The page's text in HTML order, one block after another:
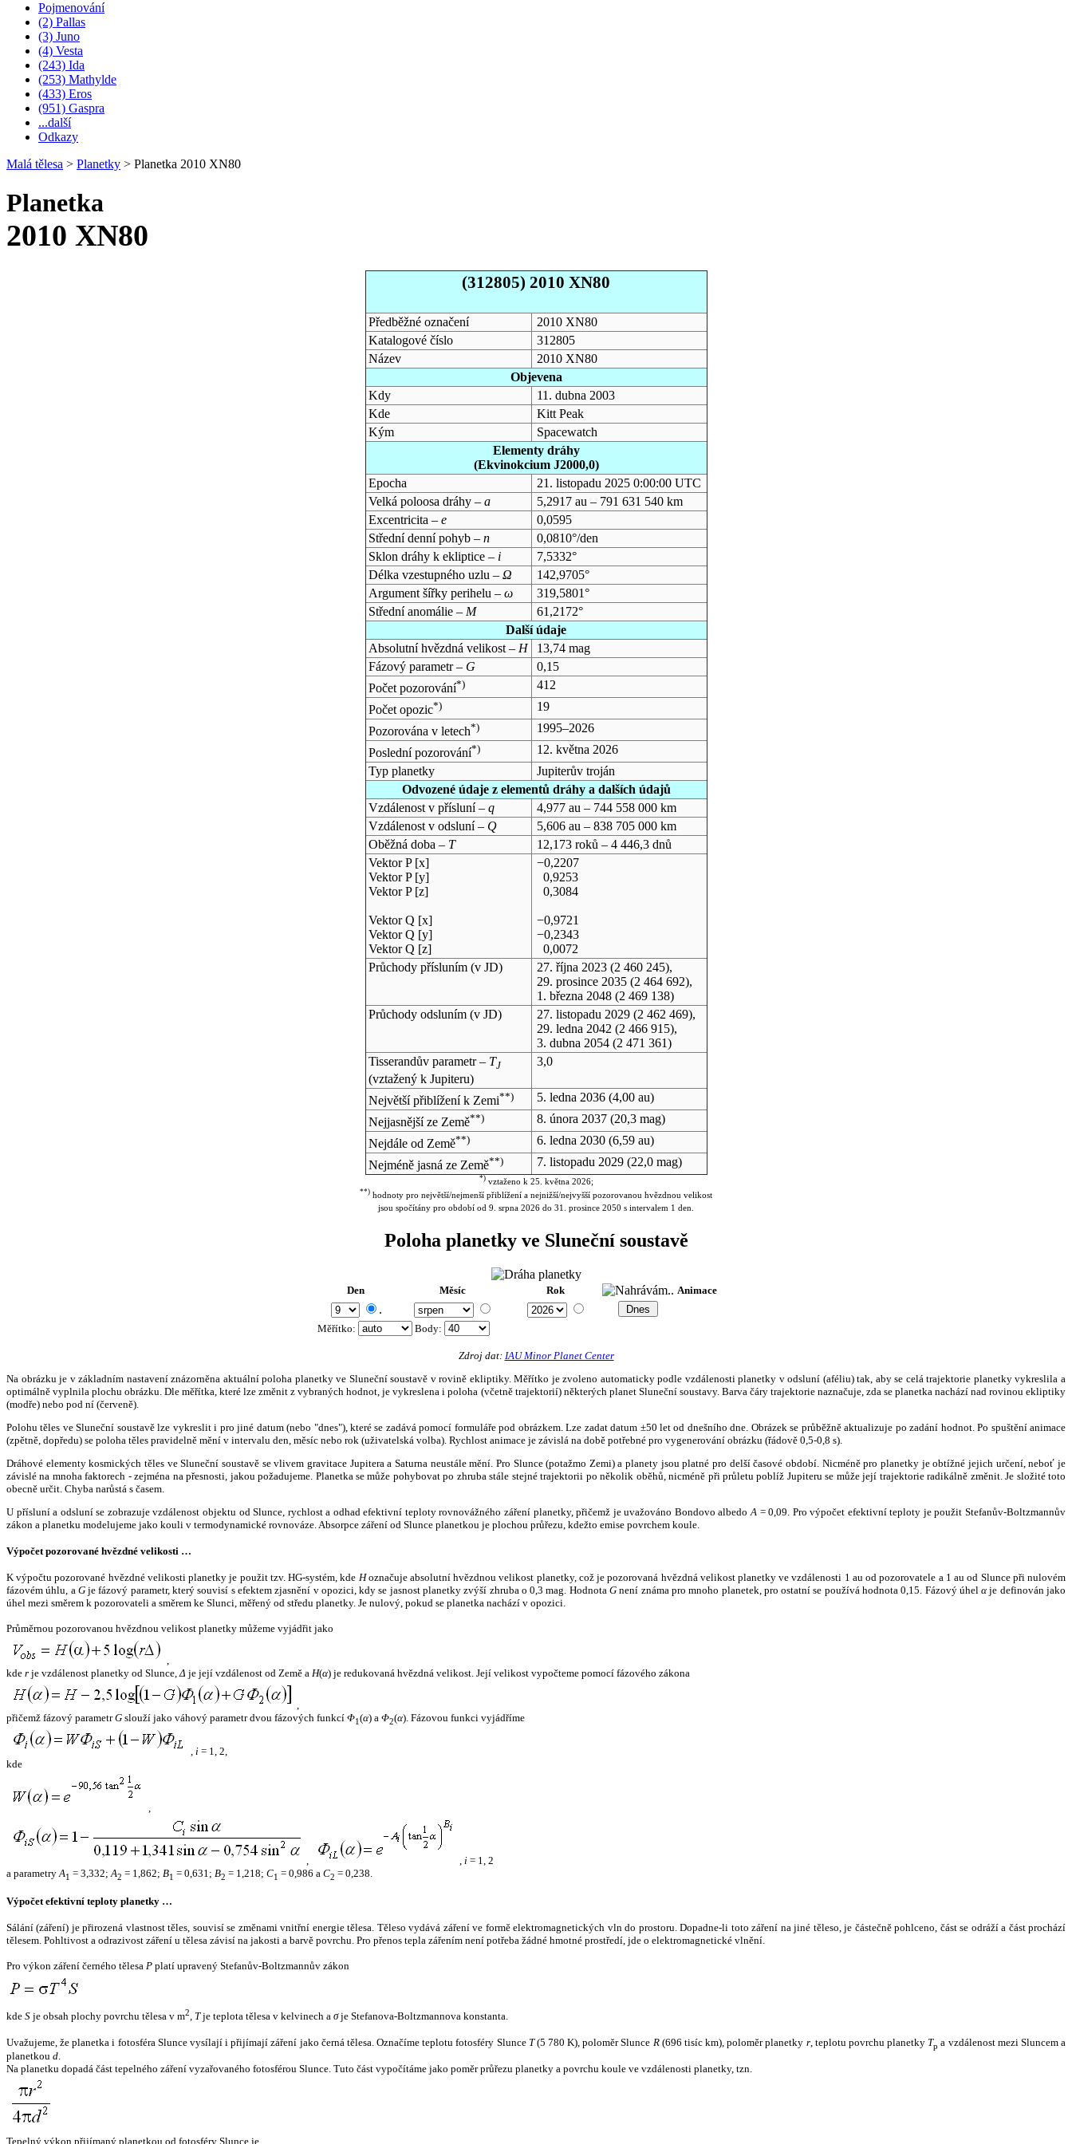
Pojmenování
(2) Pallas
(3) Juno
(4) Vesta
(243) Ida
(253) Mathylde
(433) Eros
(951) Gaspra
...další
Odkazy
Malá tělesa > Planetky > Planetka 2010 XN80
Planetka
2010 XN80
(312805) 2010 XN80
Předběžné označení
2010 XN80
Katalogové číslo
312805
Název
2010 XN80
Objevena
Kdy
11. dubna 2003
Kde
Kitt Peak
Kým
Spacewatch
Elementy dráhy
(Ekvinokcium J2000,0)
Epocha
21. listopadu 2025 0:00:00 UTC
Velká poloosa dráhy – a
5,2917 au – 791 631 540 km
Excentricita – e
0,0595
Střední denní pohyb – n
0,0810°/den
Sklon dráhy k ekliptice – i
7,5332°
Délka vzestupného uzlu – Ω
142,9705°
Argument šířky perihelu – ω
319,5801°
Střední anomálie – M
61,2172°
Další údaje
Absolutní hvězdná velikost – H
13,74 mag
Fázový parametr – G
0,15
Počet pozorování*)
412
Počet opozic*)
19
Pozorována v letech*)
1995–2026
Poslední pozorování*)
12. května 2026
Typ planetky
Jupiterův troján
Odvozené údaje z elementů dráhy a dalších údajů
Vzdálenost v přísluní – q
4,977 au – 744 558 000 km
Vzdálenost v odsluní – Q
5,606 au – 838 705 000 km
Oběžná doba – T
12,173 roků – 4 446,3 dnů
Vektor P [x]
Vektor P [y]
Vektor P [z]
Vektor Q [x]
Vektor Q [y]
Vektor Q [z]
−0,2207
0,9253
0,3084
−0,9721
−0,2343
0,0072
Průchody přísluním (v JD) 27. října 2023(2 460 245),
29. prosince 2035(2 464 692),
1. března 2048(2 469 138)
Průchody odsluním (v JD) 27. listopadu 2029(2 462 469),
29. ledna 2042 (2 466 915),
3. dubna 2054(2 471 361)
Tisserandův parametr – TJ
(vztažený k Jupiteru)
3,0
Největší přiblížení k Zemi**) 5. ledna 2036(4,00 au)
Nejjasnější ze Země**) 8. února 2037(20,3 mag)
Nejdále od Země**) 6. ledna 2030(6,59 au)
Nejméně jasná ze Země**) 7. listopadu 2029(22,0 mag)
*)vztaženo k 25. května 2026;
**) hodnoty pro největší/nejmenší přiblížení a nejnižší/nejvyšší pozorovanou hvězdnou velikost
jsou spočítány pro období od 9. srpna 2026 do 31. prosince 2050 s intervalem 1 den.
Poloha planetky ve Sluneční soustavě
Den Měsíc Rok Animace
.
Měřítko: Body:
Zdroj dat: IAU Minor Planet Center
Na obrázku je v základním nastavení znázorněna aktuální poloha planetky ve Sluneční soustavě v rovině ekliptiky. Měřítko je zvoleno automaticky podle vzdálenosti planetky v odsluní (aféliu) tak, aby se celá trajektorie planetky vykreslila a
optimálně vyplnila plochu obrázku. Dle měřítka, které lze změnit z vybraných hodnot, je vykreslena i poloha (včetně trajektorií) některých planet Sluneční soustavy. Barva čáry trajektorie naznačuje, zda se planetka nachází nad rovinou ekliptiky
(modře) nebo pod ní (červeně).
Polohu těles ve Sluneční soustavě lze vykreslit i pro jiné datum (nebo "dnes"), které se zadává pomocí formuláře pod obrázkem. Lze zadat datum ±50 let od dnešního dne. Obrázek se průběžně aktualizuje po zadání hodnot. Po spuštění animace
(zpětně, dopředu) se poloha těles pravidelně mění v intervalu den, měsíc nebo rok (uživatelská volba). Rychlost animace je závislá na době potřebné pro vygenerování obrázku (řádově 0,5-0,8 s).
Dráhové elementy kosmických těles ve Sluneční soustavě se vlivem gravitace Jupitera a Saturna neustále mění. Pro Slunce (potažmo Zemi) a planety jsou platné pro delší časové období. Nicméně pro planetky je obtížné jejich určení, neboť je
závislé na mnoha faktorech - zejména na přesnosti, jakou požadujeme. Planetka se může pohybovat po zhruba stále stejné trajektorii po několik oběhů, nicméně při průletu poblíž Jupiteru se může její trajektorie radikálně změnit. Je složité toto
obecně určit. Chyba narůstá s časem.
U přísluní a odsluní se zobrazuje vzdálenost objektu od Slunce, rychlost a odhad efektivní teploty rovnovážného záření planetky, přičemž je uvažováno Bondovo albedo A = 0,09. Pro výpočet efektivní teploty je použit Stefanův-Boltzmannův
zákon a planetku modelujeme jako kouli v termodynamické rovnováze. Absorpce záření od Slunce planetkou je plochou průřezu, kdežto emise povrchem koule.
Výpočet pozorované hvězdné velikosti …
K výpočtu pozorované hvězdné velikosti planetky je použit tzv. HG-systém, kde Hoznačuje absolutní hvězdnou velikost planetky, což je pozorovaná hvězdná velikost planetky ve vzdálenosti 1 au od pozorovatele a 1 au od Slunce při nulovém
fázovém úhlu, a Gje fázový parametr, který souvisí s efektem zjasnění v opozici, kdy se jasnost planetky zvýší zhruba o 0,3 mag. HodnotaG není známa pro mnoho planetek, pro ostatní se používá hodnota 0,15. Fázový úhelα je definován jako
úhel mezi směrem k pozorovateli a směrem ke Slunci, měřený od středu planetky. Je nulový, pokud se planetka nachází v opozici.
Průměrnou pozorovanou hvězdnou velikost planetky můžeme vyjádřit jako
,
kde r je vzdálenost planetky od Slunce,Δ je její vzdálenost od Země a H(α) je redukovaná hvězdná velikost. Její velikost vypočteme pomocí fázového zákona
,
přičemž fázový parametrG slouží jako váhový parametr dvou fázových funkcí Φ1(α) a Φ2(α). Fázovou funkci vyjádříme
, i = 1, 2,
kde
,
, , i = 1, 2
a parametryA1 = 3,332;A2 = 1,862; B1 = 0,631; B2 = 1,218; C1 = 0,986 a C2 = 0,238.
Výpočet efektivní teploty planetky …
Sálání (záření) je přirozená vlastnost těles, souvisí se změnami vnitřní energie tělesa. Těleso vydává záření ve formě elektromagnetických vln do prostoru. Dopadne-li toto záření na jiné těleso, je částečně pohlceno, část se odráží a část prochází
tělesem. Pohltivost a odrazivost záření u tělesa závisí na jakosti a barvě povrchu. Pro přenos tepla zářením není potřeba žádné hmotné prostředí, jde o elektromagnetické vlnění.
Pro výkon záření černého tělesa P platí upravený Stefanův-Boltzmannův zákon
kde S je obsah plochy povrchu tělesa v m2, Tje teplota tělesa v kelvinech a σje Stefanova-Boltzmannova konstanta.
Uvažujeme, že planetka i fotosféra Slunce vysílají i přijímají záření jako černá tělesa. Označíme teplotu fotosféry Slunce T(5 780 K), poloměr Slunce R(696 tisíc km), poloměr planetky r, teplotu povrchu planetky Tp a vzdálenost mezi Sluncem a
planetkou d.
Na planetku dopadá část tepelného záření vyzařovaného fotosférou Slunce. Tuto část vypočítáme jako poměr průřezu planetky a povrchu koule ve vzdálenosti planetky, tzn.
Tepelný výkon přijímaný planetkou od fotosféry Slunce je